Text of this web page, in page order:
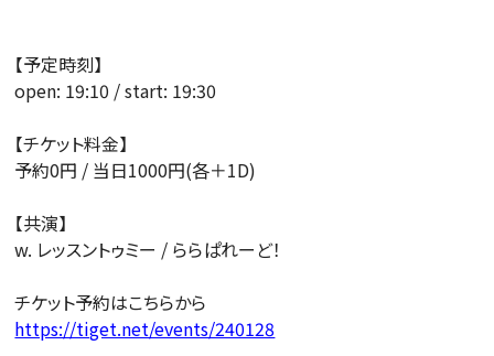
【予定時刻】
open: 19:10 / start: 19:30
【チケット料金】
予約0円 / 当日1000円(各＋1D)
【共演】
w. レッスントゥミー / ららぱれーど！
チケット予約はこちらから
https://tiget.net/events/240128